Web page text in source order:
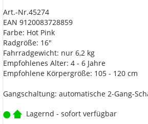
Art.-Nr.45274
EAN 9120083728859
Farbe: Hot Pink
Radgröße: 16"
Fahrradgewicht: nur 6,2 kg
Empfohlenes Alter: 4 - 6 Jahre
Empfohlene Körpergröße: 105 - 120 cm
Gangschaltung: automatische 2-Gang-
Lagernd - sofort verfügbar